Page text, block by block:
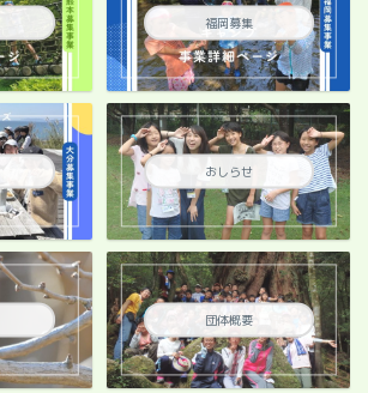
福岡募集
おしらせ
団体概要